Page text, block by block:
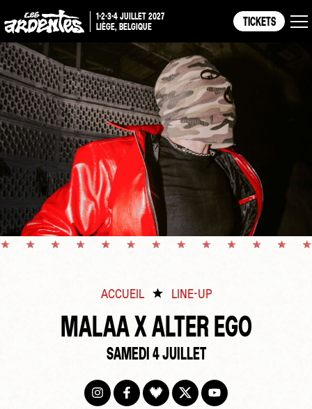
1-2-3-4 JUILLET 2027
LIÈGE, BELGIQUE
TICKETS
ACCUEIL LINE-UP
MALAA X ALTER EGO
SAMEDI 4 JUILLET